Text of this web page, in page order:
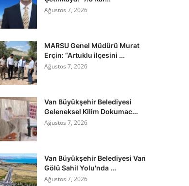
Ağustos 7, 2026
MARSU Genel Müdürü Murat
Erçin: “Artuklu ilçesini ...
Ağustos 7, 2026
Van Büyükşehir Belediyesi
Geleneksel Kilim Dokumac...
Ağustos 7, 2026
Van Büyükşehir Belediyesi Van
Gölü Sahil Yolu'nda ...
Ağustos 7, 2026